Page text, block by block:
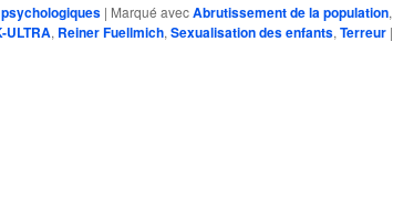
| Marqué avecAbrutissement de la population,
ULTRA, Reiner Fuellmich, Sexualisation des enfants, Terreur |